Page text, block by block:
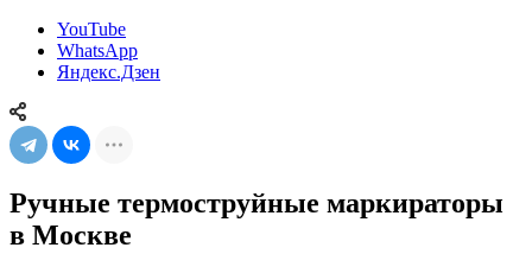
YouTube
WhatsApp
Яндекс.Дзен
Ручные термоструйные маркираторы
в Москве